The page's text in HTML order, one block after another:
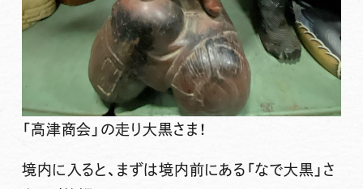
「高津商会」の走り大黒さま！
境内に入ると、まずは境内前にある「なで大黒」さ